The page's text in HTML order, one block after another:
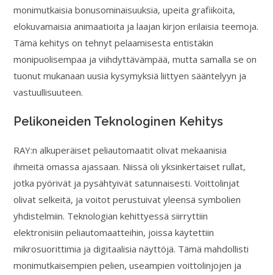
monimutkaisia bonusominaisuuksia, upeita grafiikoita,
elokuvamaisia animaatioita ja laajan kirjon erilaisia teemoja.
Tämä kehitys on tehnyt pelaamisesta entistäkin
monipuolisempaa ja viihdyttävämpää, mutta samalla se on
tuonut mukanaan uusia kysymyksiä liittyen sääntelyyn ja
vastuullisuuteen.
Pelikoneiden Teknologinen Kehitys
RAY:n alkuperäiset peliautomaatit olivat mekaanisia
ihmeitä omassa ajassaan. Niissä oli yksinkertaiset rullat,
jotka pyörivät ja pysähtyivät satunnaisesti. Voittolinjat
olivat selkeitä, ja voitot perustuivat yleensä symbolien
yhdistelmiin. Teknologian kehittyessä siirryttiin
elektronisiin peliautomaatteihin, joissa käytettiin
mikrosuorittimia ja digitaalisia näyttöjä. Tämä mahdollisti
monimutkaisempien pelien, useampien voittolinjojen ja